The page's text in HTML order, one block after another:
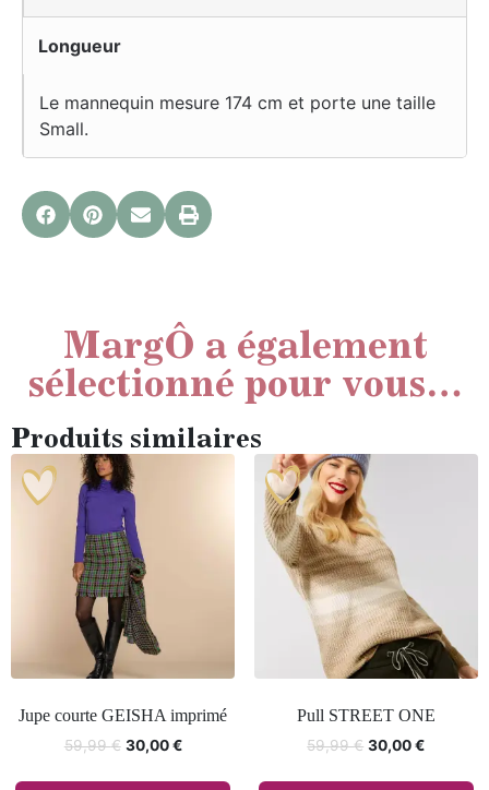
Longueur
Le mannequin mesure 174 cm et porte une taille
Small.
MargÔ a également
sélectionné pour vous…
Produits similaires
Jupe courte GEISHA imprimé
59,99€ 30,00€
Pull STREET ONE
59,99€ 30,00€